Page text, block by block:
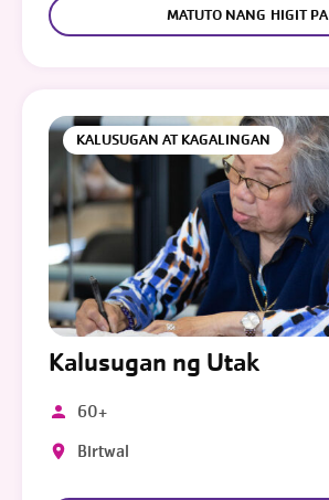
MATUTO NANG HIGIT PA
KALUSUGAN AT KAGALINGAN
Kalusugan ng Utak
60+
Birtwal